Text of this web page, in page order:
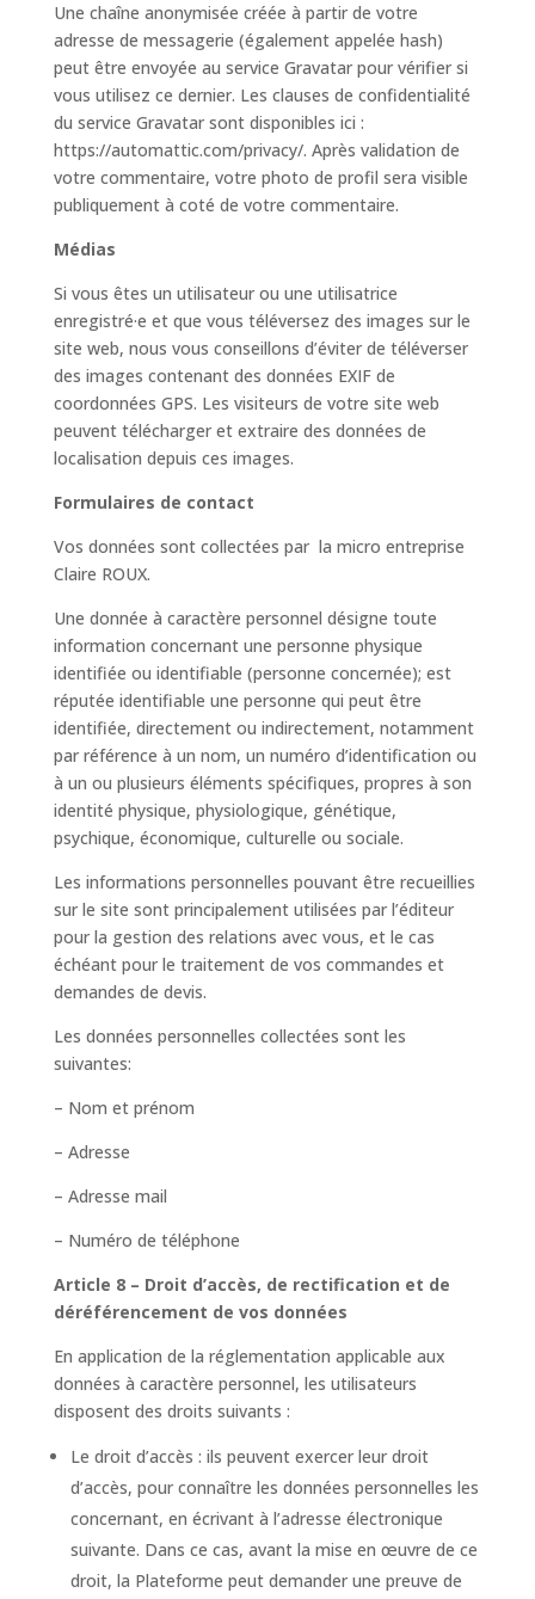
Une chaîne anonymisée créée à partir de votre
adresse de messagerie (également appelée hash)
peut être envoyée au service Gravatar pour vérifier si
vous utilisez ce dernier. Les clauses de confidentialité
du service Gravatar sont disponibles ici :
https://automattic.com/privacy/. Après validation de
votre commentaire, votre photo de profil sera visible
publiquement à coté de votre commentaire.
Médias
Si vous êtes un utilisateur ou une utilisatrice
enregistré·e et que vous téléversez des images sur le
site web, nous vous conseillons d’éviter de téléverser
des images contenant des données EXIF de
coordonnées GPS. Les visiteurs de votre site web
peuvent télécharger et extraire des données de
localisation depuis ces images.
Formulaires de contact
Vos données sont collectées par la micro entreprise
Claire ROUX.
Une donnée à caractère personnel désigne toute
information concernant une personne physique
identifiée ou identifiable (personne concernée); est
réputée identifiable une personne qui peut être
identifiée, directement ou indirectement, notamment
par référence à un nom, un numéro d’identification ou
à un ou plusieurs éléments spécifiques, propres à son
identité physique, physiologique, génétique,
psychique, économique, culturelle ou sociale.
Les informations personnelles pouvant être recueillies
sur le site sont principalement utilisées par l’éditeur
pour la gestion des relations avec vous, et le cas
échéant pour le traitement de vos commandes et
demandes de devis.
Les données personnelles collectées sont les
suivantes:
– Nom et prénom
– Adresse
– Adresse mail
– Numéro de téléphone
Article 8 – Droit d’accès, de rectification et de
déréférencement de vos données
En application de la réglementation applicable aux
données à caractère personnel, les utilisateurs
disposent des droits suivants :
Le droit d’accès : ils peuvent exercer leur droit
d’accès, pour connaître les données personnelles les
concernant, en écrivant à l’adresse électronique
suivante. Dans ce cas, avant la mise en œuvre de ce
droit, la Plateforme peut demander une preuve de